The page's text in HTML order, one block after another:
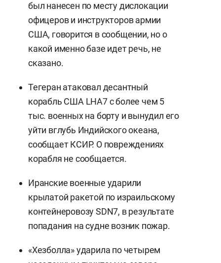
был нанесен по месту дислокации
офицеров и инструкторов армии
США, говорится в сообщении, но о
какой именно базе идет речь, не
сказано.
Тегеран атаковал десантный
корабль США LHA7 с более чем 5
тыс. военных на борту и вынудил его
уйти вглубь Индийского океана,
сообщает КСИР. О повреждениях
корабля не сообщается.
Иранские военные ударили
крылатой ракетой по израильскому
контейнеровозу SDN7, в результате
попадания на судне возник пожар.
«Хезболла» ударила по четырем